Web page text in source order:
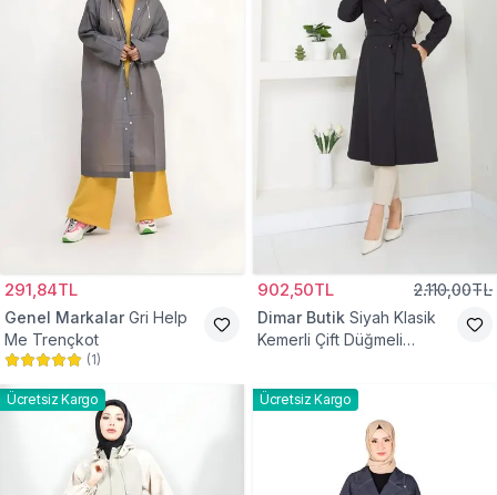
291,84TL
Genel Markalar Gri Help
Me Trençkot
(1)
902,50TL 2.110,00TL
Dimar Butik Siyah Klasik
Kemerli Çift Düğmeli
Ücretsiz Kargo Ücretsiz Kargo